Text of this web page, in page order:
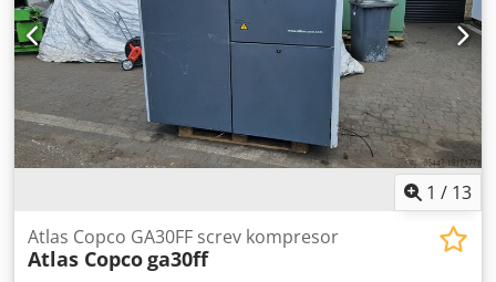
1 / 13
Atlas Copco GA30FF screv kompresor
Atlas Copcoga30ff